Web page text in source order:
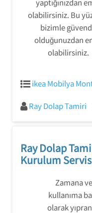
yaptığınızdan
olabilirsiniz. Bu
bizimle
olduğunuzdan
olabilirsiniz.
ikea Mobilya
Ray Dolap Tamiri
Ray Dolap
Kurulum
Zamana ve
kullanıma
olarak